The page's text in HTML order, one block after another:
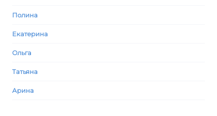
Полина
Екатерина
Ольга
Татьяна
Арина